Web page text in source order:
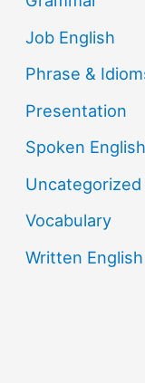
Job English
Phrase &
Presentation
Spoken English
Uncategorized
Vocabulary
Written English